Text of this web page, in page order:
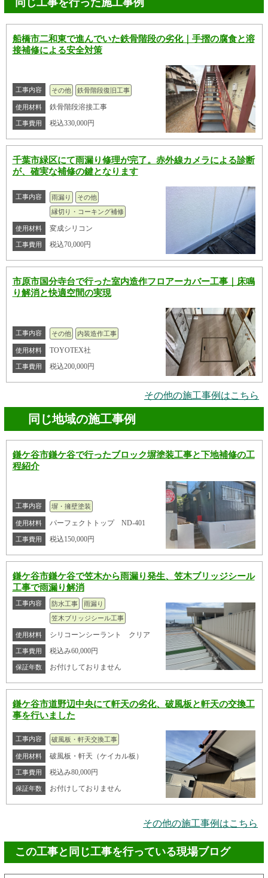
船橋市二和東で進んでいた鉄骨階段の劣化｜手摺の腐食と溶
接補修による安全対策
工事内容 その他 鉄骨階段復旧工事
使用材料 鉄骨階段溶接工事
工事費用 税込330,000円
千葉市緑区にて雨漏り修理が完了。赤外線カメラによる診断
が、確実な補修の鍵となります
工事内容 雨漏り
その他
縁切り・コーキング補修
使用材料 変成シリコン
工事費用 税込70,000円
市原市国分寺台で行った室内造作フロアーカバー工事｜床鳴
り解消と快適空間の実現
工事内容 その他 内装造作工事
使用材料 TOYOTEX社
工事費用 税込200,000円
その他の施工事例はこちら
同じ地域の施工事例
鎌ケ谷市鎌ケ谷で行ったブロック塀塗装工事と下地補修の工
程紹介
工事内容 塀・擁壁塗装
使用材料 パーフェクトトップ ND-401
工事費用 税込150,000円
鎌ケ谷市鎌ケ谷で笠木から雨漏り発生、笠木ブリッジシール
工事で雨漏り解消
工事内容 防水工事
雨漏り
笠木ブリッジシール工事
使用材料 シリコーンシーラント クリア
工事費用 税込み60,000円
保証年数 お付けしておりません
鎌ケ谷市道野辺中央にて軒天の劣化、破風板と軒天の交換工
事を行いました
工事内容 破風板・軒天交換工事
使用材料 破風板・軒天（ケイカル板）
工事費用 税込み80,000円
保証年数 お付けしておりません
その他の施工事例はこちら
この工事と同じ工事を行っている現場ブログ